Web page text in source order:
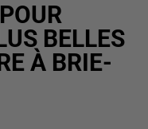
BELLES
À BRIE-